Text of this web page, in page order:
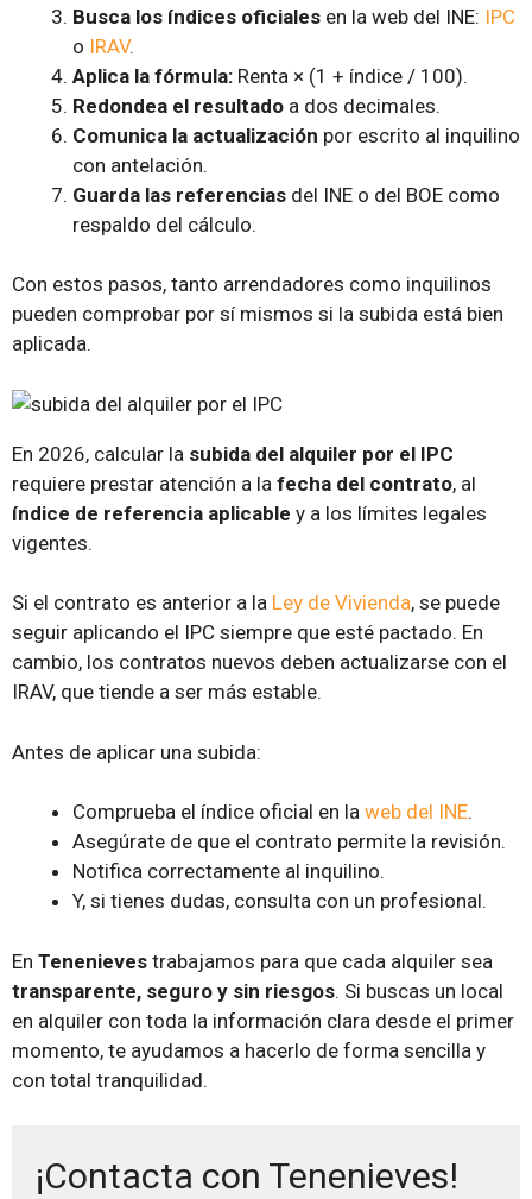
Busca los índices oficiales en la web del INE: IPC
o IRAV.
Aplica la fórmula: Renta × (1 + índice / 100).
Redondea el resultado a dos decimales.
Comunica la actualización por escrito al inquilino
con antelación.
Guarda las referencias del INE o del BOE como
respaldo del cálculo.
Con estos pasos, tanto arrendadores como inquilinos
pueden comprobar por sí mismos si la subida está bien
aplicada.
En 2026, calcular la subida del alquiler por el IPC
requiere prestar atención a la fecha del contrato, al
índice de referencia aplicable y a los límites legales
vigentes.
Si el contrato es anterior a la Ley de Vivienda, se puede
seguir aplicando el IPC siempre que esté pactado. En
cambio, los contratos nuevos deben actualizarse con el
IRAV, que tiende a ser más estable.
Antes de aplicar una subida:
Comprueba el índice oficial en la web del INE.
Asegúrate de que el contrato permite la revisión.
Notifica correctamente al inquilino.
Y, si tienes dudas, consulta con un profesional.
En Tenenieves trabajamos para que cada alquiler sea
transparente, seguro y sin riesgos. Si buscas un local
en alquiler con toda la información clara desde el primer
momento, te ayudamos a hacerlo de forma sencilla y
con total tranquilidad.
¡Contacta con Tenenieves!